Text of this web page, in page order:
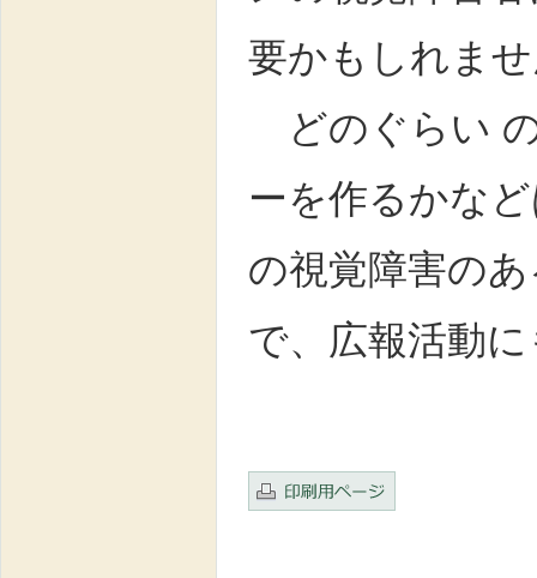
要かもしれま
どのぐらい
ーを作るかな
の視覚障害の
で、広報活動